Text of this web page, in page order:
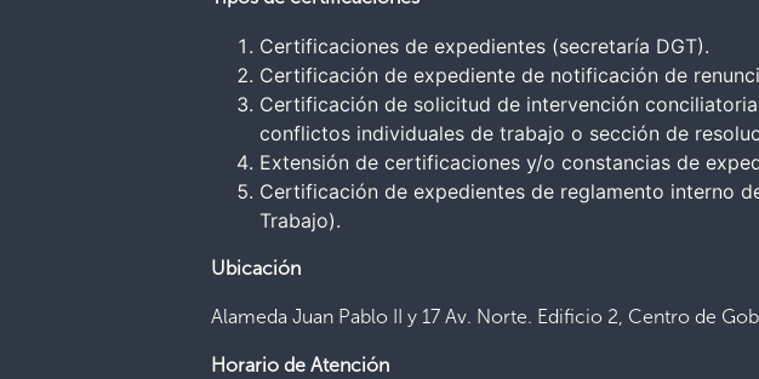
Certificaciones de expedientes (secretaría DGT).
Certificación de expediente de notificación de
Certificación de solicitud de intervención
conflictos individuales de trabajo o sección de
Extensión de certificaciones y/o constancias de
Certificación de expedientes de reglamento interno
Trabajo).
Ubicación
Alameda Juan Pablo II y 17 Av. Norte. Edificio 2, Centro de
Horario de Atención